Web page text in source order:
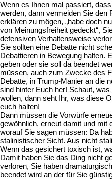
Wenn es Ihnen mal passiert,
werden, dann vermeiden Sie den
erklären zu mögen, „habe doch
von Meinungsfreiheit gedeckt“,
defensiven Verhaltensweise
Sie sollten eine Debatte nicht
Debattieren in Bewegung halten.
geben oder sie soll da beendet
müssen, auch zum Zwecke des
Debatte, in Trump-Manier an die
sind hinter Euch her! Schaut,
wollen, dann seht Ihr, was diese
euch halten!
Dann müssen die Vorwürfe
gewöhnlich, erneut damit und mit
worauf Sie sagen müssen: Da
stalinistischer Sicht. Aus nicht
Wenn das gesichert toxisch ist,
Damit haben Sie das Ding nicht
verloren, Sie haben
beendet wird an der für Sie